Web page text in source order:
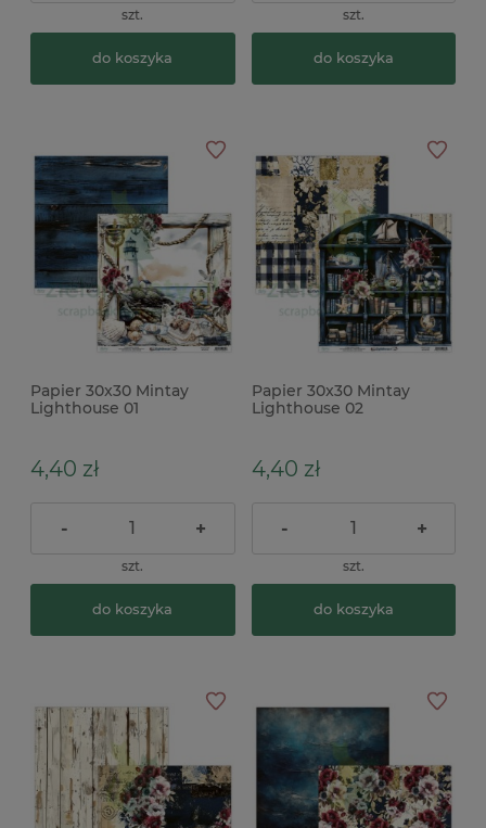
szt.
do koszyka
szt.
do koszyka
Papier 30x30 Mintay
Lighthouse 01
4,40 zł
- +
szt.
do koszyka
Papier 30x30 Mintay
Lighthouse 02
4,40 zł
- +
szt.
do koszyka